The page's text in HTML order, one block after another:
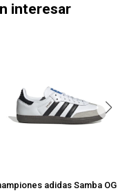
interesar
adidas Samba OG